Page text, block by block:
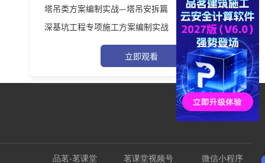
塔吊类方案编制实战—塔吊安拆篇
深基坑工程专项施工方案编制实战
立即观看
品茗-茗课堂 茗课堂视频号 微信小程序